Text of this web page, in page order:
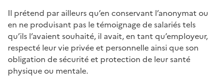
Il prétend par ailleurs qu’en conservant l’anonymat ou
en ne produisant pas le témoignage de salariés tels
qu’ils l’avaient souhaité, il avait, en tant qu’employeur,
respecté leur vie privée et personnelle ainsi que son
obligation de sécurité et protection de leur santé
physique ou mentale.